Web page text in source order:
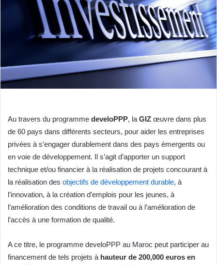
Au travers du programme develoPPP, la GIZ œuvre dans plus
de 60 pays dans différents secteurs, pour aider les entreprises
privées à s’engager durablement dans des pays émergents ou
en voie de développement. Il s’agit d’apporter un support
technique et/ou financier à la réalisation de projets concourant à
la réalisation des objectifs de développement durable, à
l’innovation, à la création d’emplois pour les jeunes, à
l’amélioration des conditions de travail ou à l’amélioration de
l’accès à une formation de qualité.
A ce titre, le programme develoPPP au Maroc peut participer au
financement de tels projets à hauteur de 200,000 euros en